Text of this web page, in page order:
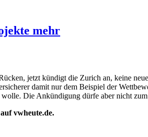
mehr
jetzt kündigt die Zurich an, keine
damit nur dem Beispiel der
Die Ankündigung dürfe aber nicht
vwheute.de.